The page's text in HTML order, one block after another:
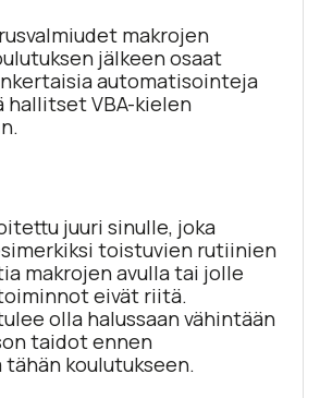
makrojen
jälkeen osaat
automatisointeja
hallitset VBA-kielen
juuri sinulle, joka
toistuvien rutiinien
makrojen avulla tai jolle
eivät riitä.
olla halussaan vähintään
taidot ennen
koulutukseen.